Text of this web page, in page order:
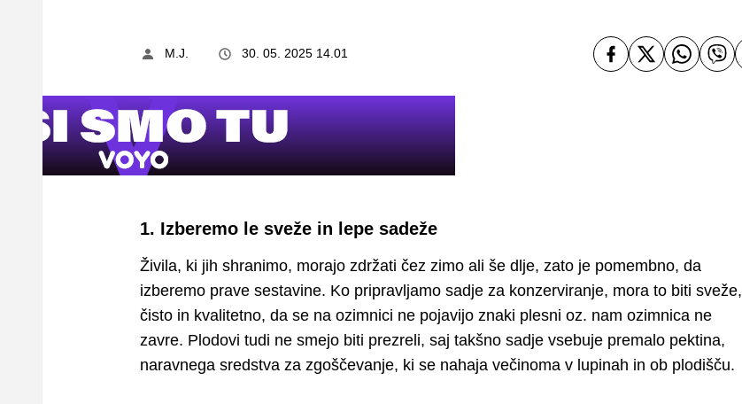
M.J. 30. 05. 2025 14.01
1. Izberemo le sveže in lepe sadeže
Živila, ki jih shranimo, morajo zdržati čez zimo ali še dlje, zato je pomembno, da
izberemo prave sestavine. Ko pripravljamo sadje za konzerviranje, mora to biti sveže,
čisto in kvalitetno, da se na ozimnici ne pojavijo znaki plesni oz. nam ozimnica ne
zavre. Plodovi tudi ne smejo biti prezreli, saj takšno sadje vsebuje premalo pektina,
naravnega sredstva za zgoščevanje, ki se nahaja večinoma v lupinah in ob plodišču.